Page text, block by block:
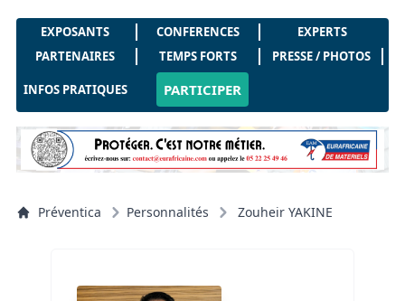
EXPOSANTS CONFERENCES
EXPERTS
PARTENAIRES
TEMPS FORTS PRESSE / PHOTOS
INFOS PRATIQUES PARTICIPER
Préventica Personnalités Zouheir YAKINE